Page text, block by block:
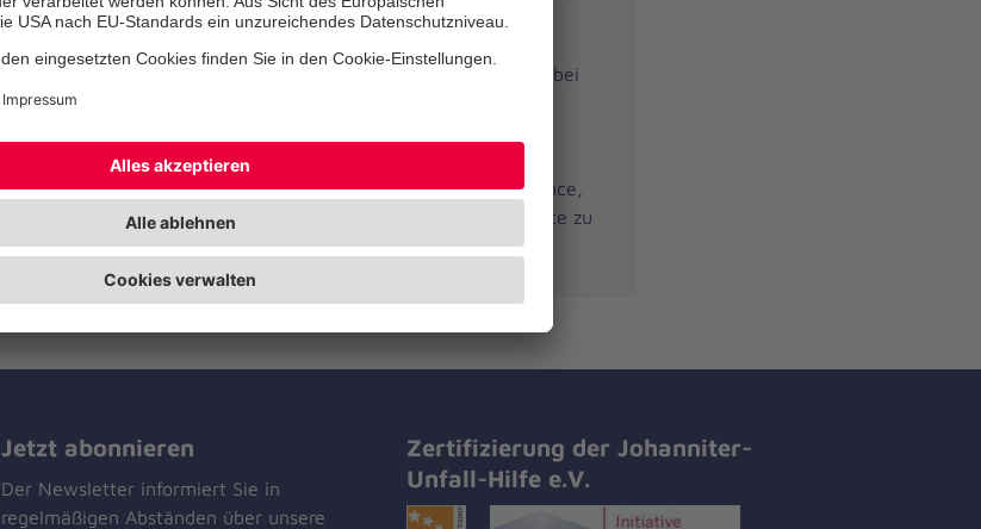
die jungen Menschen auf ihrem Weg ins
erhalten so Orientierung und Unterstützung bei
integrativer Ansatz bietet vor allem sozial
benachteiligten Heranwachsenden, die Chance,
ihr Selbstwertgefühl zu steigern und Kontakte zu
Gleichaltrigen zu knüpfen.
Jetzt abonnieren
Der Newsletter informiert Sie in
regelmäßigen Abständen über unsere
Zertifizierung der Johanniter-
Unfall-Hilfe e.V.